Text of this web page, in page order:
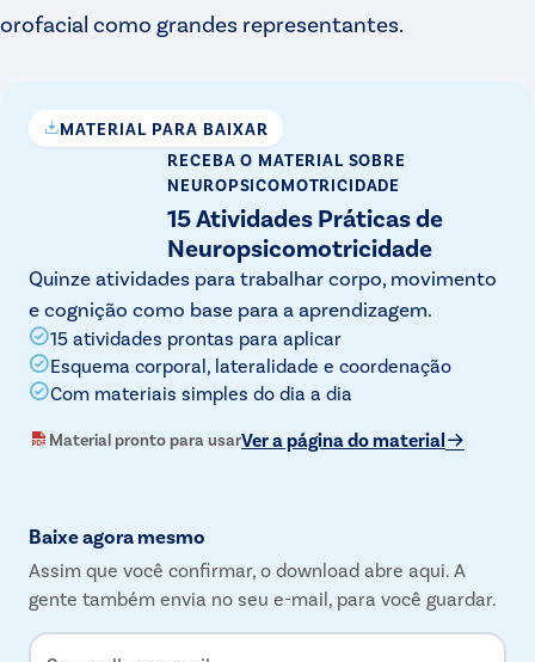
orofacial como grandes representantes.
MATERIAL PARA BAIXAR
RECEBA O MATERIAL SOBRE
NEUROPSICOMOTRICIDADE
15 Atividades Práticas de
Neuropsicomotricidade
Quinze atividades para trabalhar corpo, movimento
e cognição como base para a aprendizagem.
15 atividades prontas para aplicar
Esquema corporal, lateralidade e coordenação
Com materiais simples do dia a dia
Material pronto para usarVer a página do material
Baixe agora mesmo
Assim que você confirmar, o download abre aqui. A
gente também envia no seu e-mail, para você guardar.